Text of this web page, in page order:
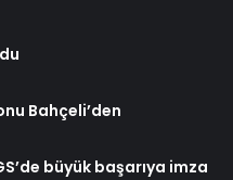
Bahçeli’den
büyük başarıya imza